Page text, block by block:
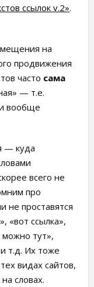
ссылок v.2».
на
продвижения
часто сама
— т.е.
вообще
— куда
всего не
про
не проставятся
«вот ссылка»,
можно тут»,
т.д. Их тоже
видах сайтов,
словах.